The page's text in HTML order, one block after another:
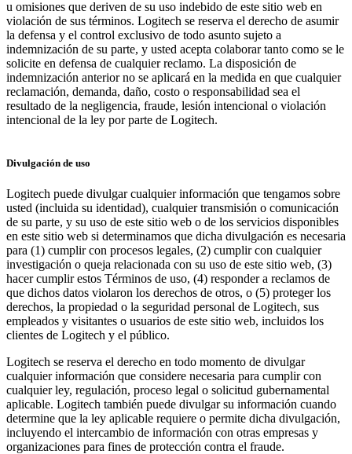
u omisiones que deriven de su uso indebido de este sitio web en
violación de sus términos. Logitech se reserva el derecho de asumir
la defensa y el control exclusivo de todo asunto sujeto a
indemnización de su parte, y usted acepta colaborar tanto como se le
solicite en defensa de cualquier reclamo. La disposición de
indemnización anterior no se aplicará en la medida en que cualquier
reclamación, demanda, daño, costo o responsabilidad sea el
resultado de la negligencia, fraude, lesión intencional o violación
intencional de la ley por parte de Logitech.
Divulgación de uso
Logitech puede divulgar cualquier información que tengamos sobre
usted (incluida su identidad), cualquier transmisión o comunicación
de su parte, y su uso de este sitio web o de los servicios disponibles
en este sitio web si determinamos que dicha divulgación es necesaria
para (1) cumplir con procesos legales, (2) cumplir con cualquier
investigación o queja relacionada con su uso de este sitio web, (3)
hacer cumplir estos Términos de uso, (4) responder a reclamos de
que dichos datos violaron los derechos de otros, o (5) proteger los
derechos, la propiedad o la seguridad personal de Logitech, sus
empleados y visitantes o usuarios de este sitio web, incluidos los
clientes de Logitech y el público.
Logitech se reserva el derecho en todo momento de divulgar
cualquier información que considere necesaria para cumplir con
cualquier ley, regulación, proceso legal o solicitud gubernamental
aplicable. Logitech también puede divulgar su información cuando
determine que la ley aplicable requiere o permite dicha divulgación,
incluyendo el intercambio de información con otras empresas y
organizaciones para fines de protección contra el fraude.